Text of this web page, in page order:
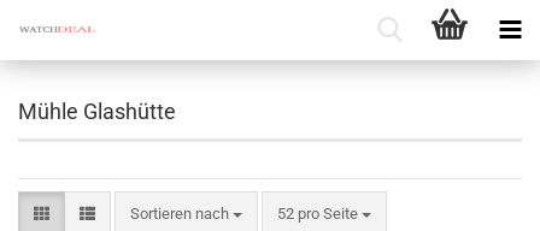
Mühle Glashütte
Sortieren nach
Sortieren nach 52 pro Seite
pro Seite